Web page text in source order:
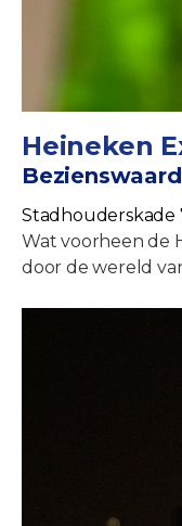
Heineken
Stadhouderskade
Wat voorheen de
door de wereld